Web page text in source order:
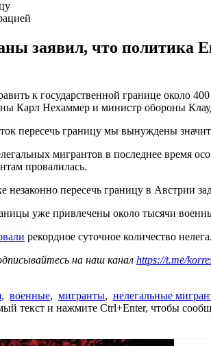
заявил, что политика
к государственной границе около
Карл Нехаммер и министр обороны
пересечь границу мы вынуждены
мигрантов в последнее время
провалилась.
пересечь границу в Австрии
уже привлечены около тысячи
рекордное суточное количество
на наш канал https://t.me/
, военные, мигранты, нелегальные
текст и нажмите Ctrl+Enter, чтобы